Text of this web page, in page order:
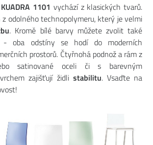
1101 vychází z klasických tvarů.
z odolného technopolymeru, který je velmi
. Kromě bílé barvy můžete zvolit také
- oba odstíny se hodí do moderních
prostorů. Čtyřnohá podnož a rám z
satinované oceli či s barevným
zajišťují židli stabilitu. Vsaďte na